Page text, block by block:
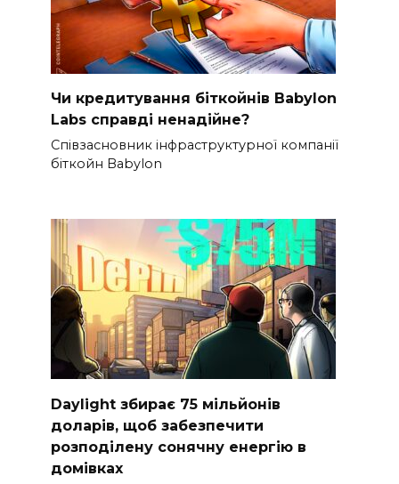
Чи кредитування біткойнів Babylon
Labs справді ненадійне?
Співзасновник інфраструктурної компанії
біткойн Babylon
Daylight збирає 75 мільйонів
доларів, щоб забезпечити
розподілену сонячну енергію в
домівках